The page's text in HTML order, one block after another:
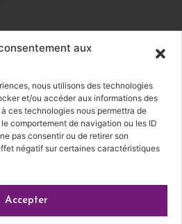
aux
nous utilisons des technologies
et/ou accéder aux informations des
ces technologies nous permettra de
comportement de navigation ou les ID
pas consentir ou de retirer son
négatif sur certaines caractéristiques
Accepter
Bio
|